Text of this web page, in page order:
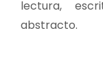
lectura,
abstracto.